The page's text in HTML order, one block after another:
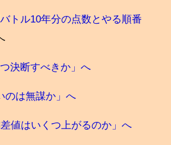
トル10年分の点数とやる順番
決断すべきか」へ
のは無謀か」へ
差値はいくつ上がるのか」へ